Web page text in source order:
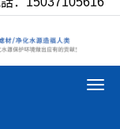
導